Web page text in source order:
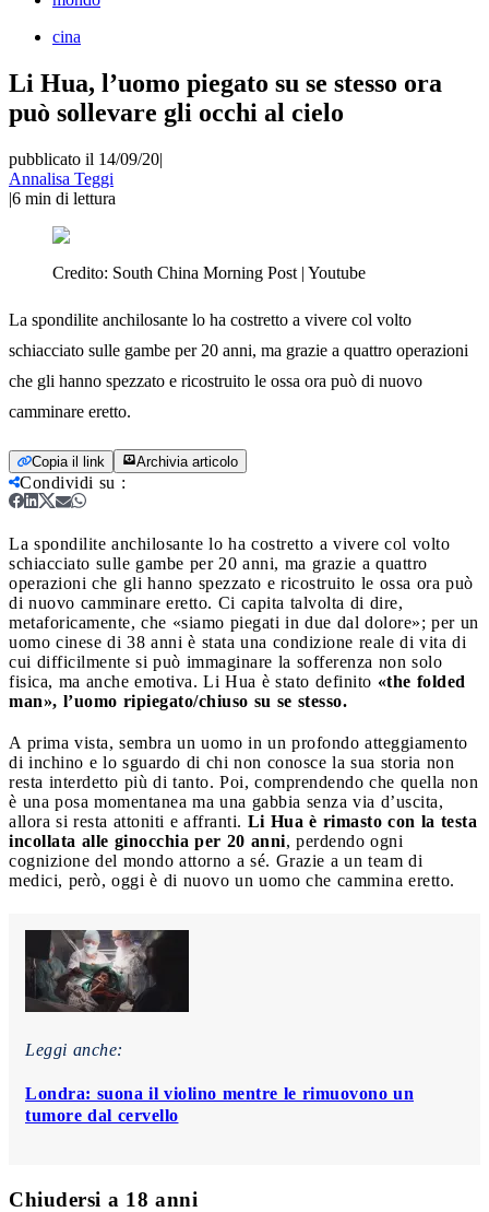
cina
Li Hua, l’uomo piegato su se stesso ora
può sollevare gli occhi al cielo
pubblicato il 14/09/20|
Annalisa Teggi
|6 min di lettura
Credito: South China Morning Post | Youtube
La spondilite anchilosante lo ha costretto a vivere col volto
schiacciato sulle gambe per 20 anni, ma grazie a quattro operazioni
che gli hanno spezzato e ricostruito le ossa ora può di nuovo
camminare eretto.
Copia il link Archivia articolo
Condividi su :
La spondilite anchilosante lo ha costretto a vivere col volto
schiacciato sulle gambe per 20 anni, ma grazie a quattro
operazioni che gli hanno spezzato e ricostruito le ossa ora può
di nuovo camminare eretto. Ci capita talvolta di dire,
metaforicamente, che «siamo piegati in due dal dolore»; per un
uomo cinese di 38 anni è stata una condizione reale di vita di
cui difficilmente si può immaginare la sofferenza non solo
fisica, ma anche emotiva. Li Hua è stato definito «the folded
man», l’uomo ripiegato/chiuso su se stesso.
A prima vista, sembra un uomo in un profondo atteggiamento
di inchino e lo sguardo di chi non conosce la sua storia non
resta interdetto più di tanto. Poi, comprendendo che quella non
è una posa momentanea ma una gabbia senza via d’uscita,
allora si resta attoniti e affranti. Li Hua è rimasto con la testa
incollata alle ginocchia per 20 anni, perdendo ogni
cognizione del mondo attorno a sé. Grazie a un team di
medici, però, oggi è di nuovo un uomo che cammina eretto.
Leggi anche:
Londra: suona il violino mentre le rimuovono un
tumore dal cervello
Chiudersi a 18 anni